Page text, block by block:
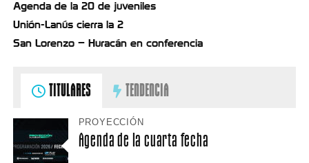
Agenda de la 20 de juveniles
Unión-Lanús cierra la 2
San Lorenzo – Huracán en conferencia
TITULARES TENDENCIA
PROYECCIÓN
Agenda de la cuarta fecha